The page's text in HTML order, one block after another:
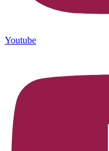
Youtube